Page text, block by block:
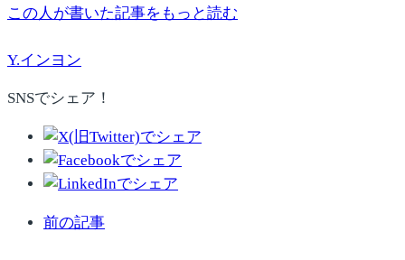
この人が書いた記事をもっと読む
Y.インヨン
SNSでシェア！
前の記事